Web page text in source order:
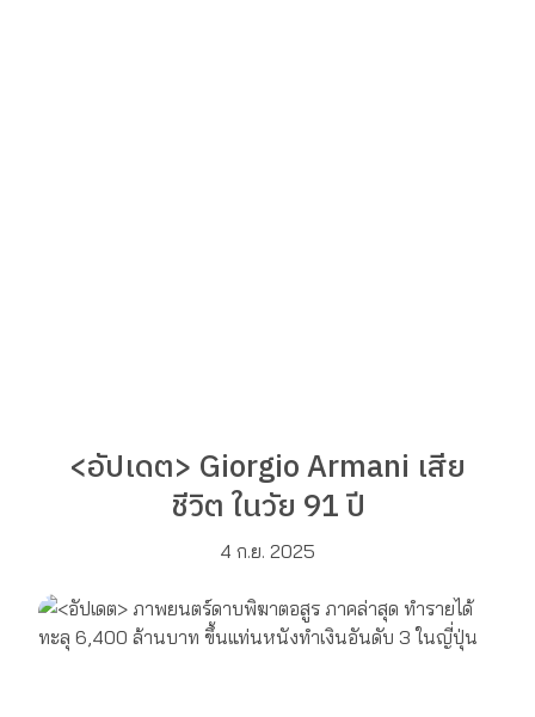
<อัปเดต> Giorgio Armani เสีย
ชีวิต ในวัย 91 ปี
4 ก.ย. 2025